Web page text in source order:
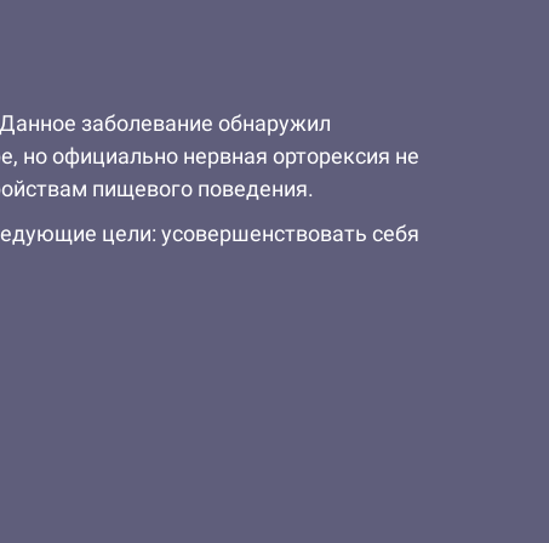
заболевание обнаружил
но официально нервная орторексия не
пищевого поведения.
цели: усовершенствовать себя